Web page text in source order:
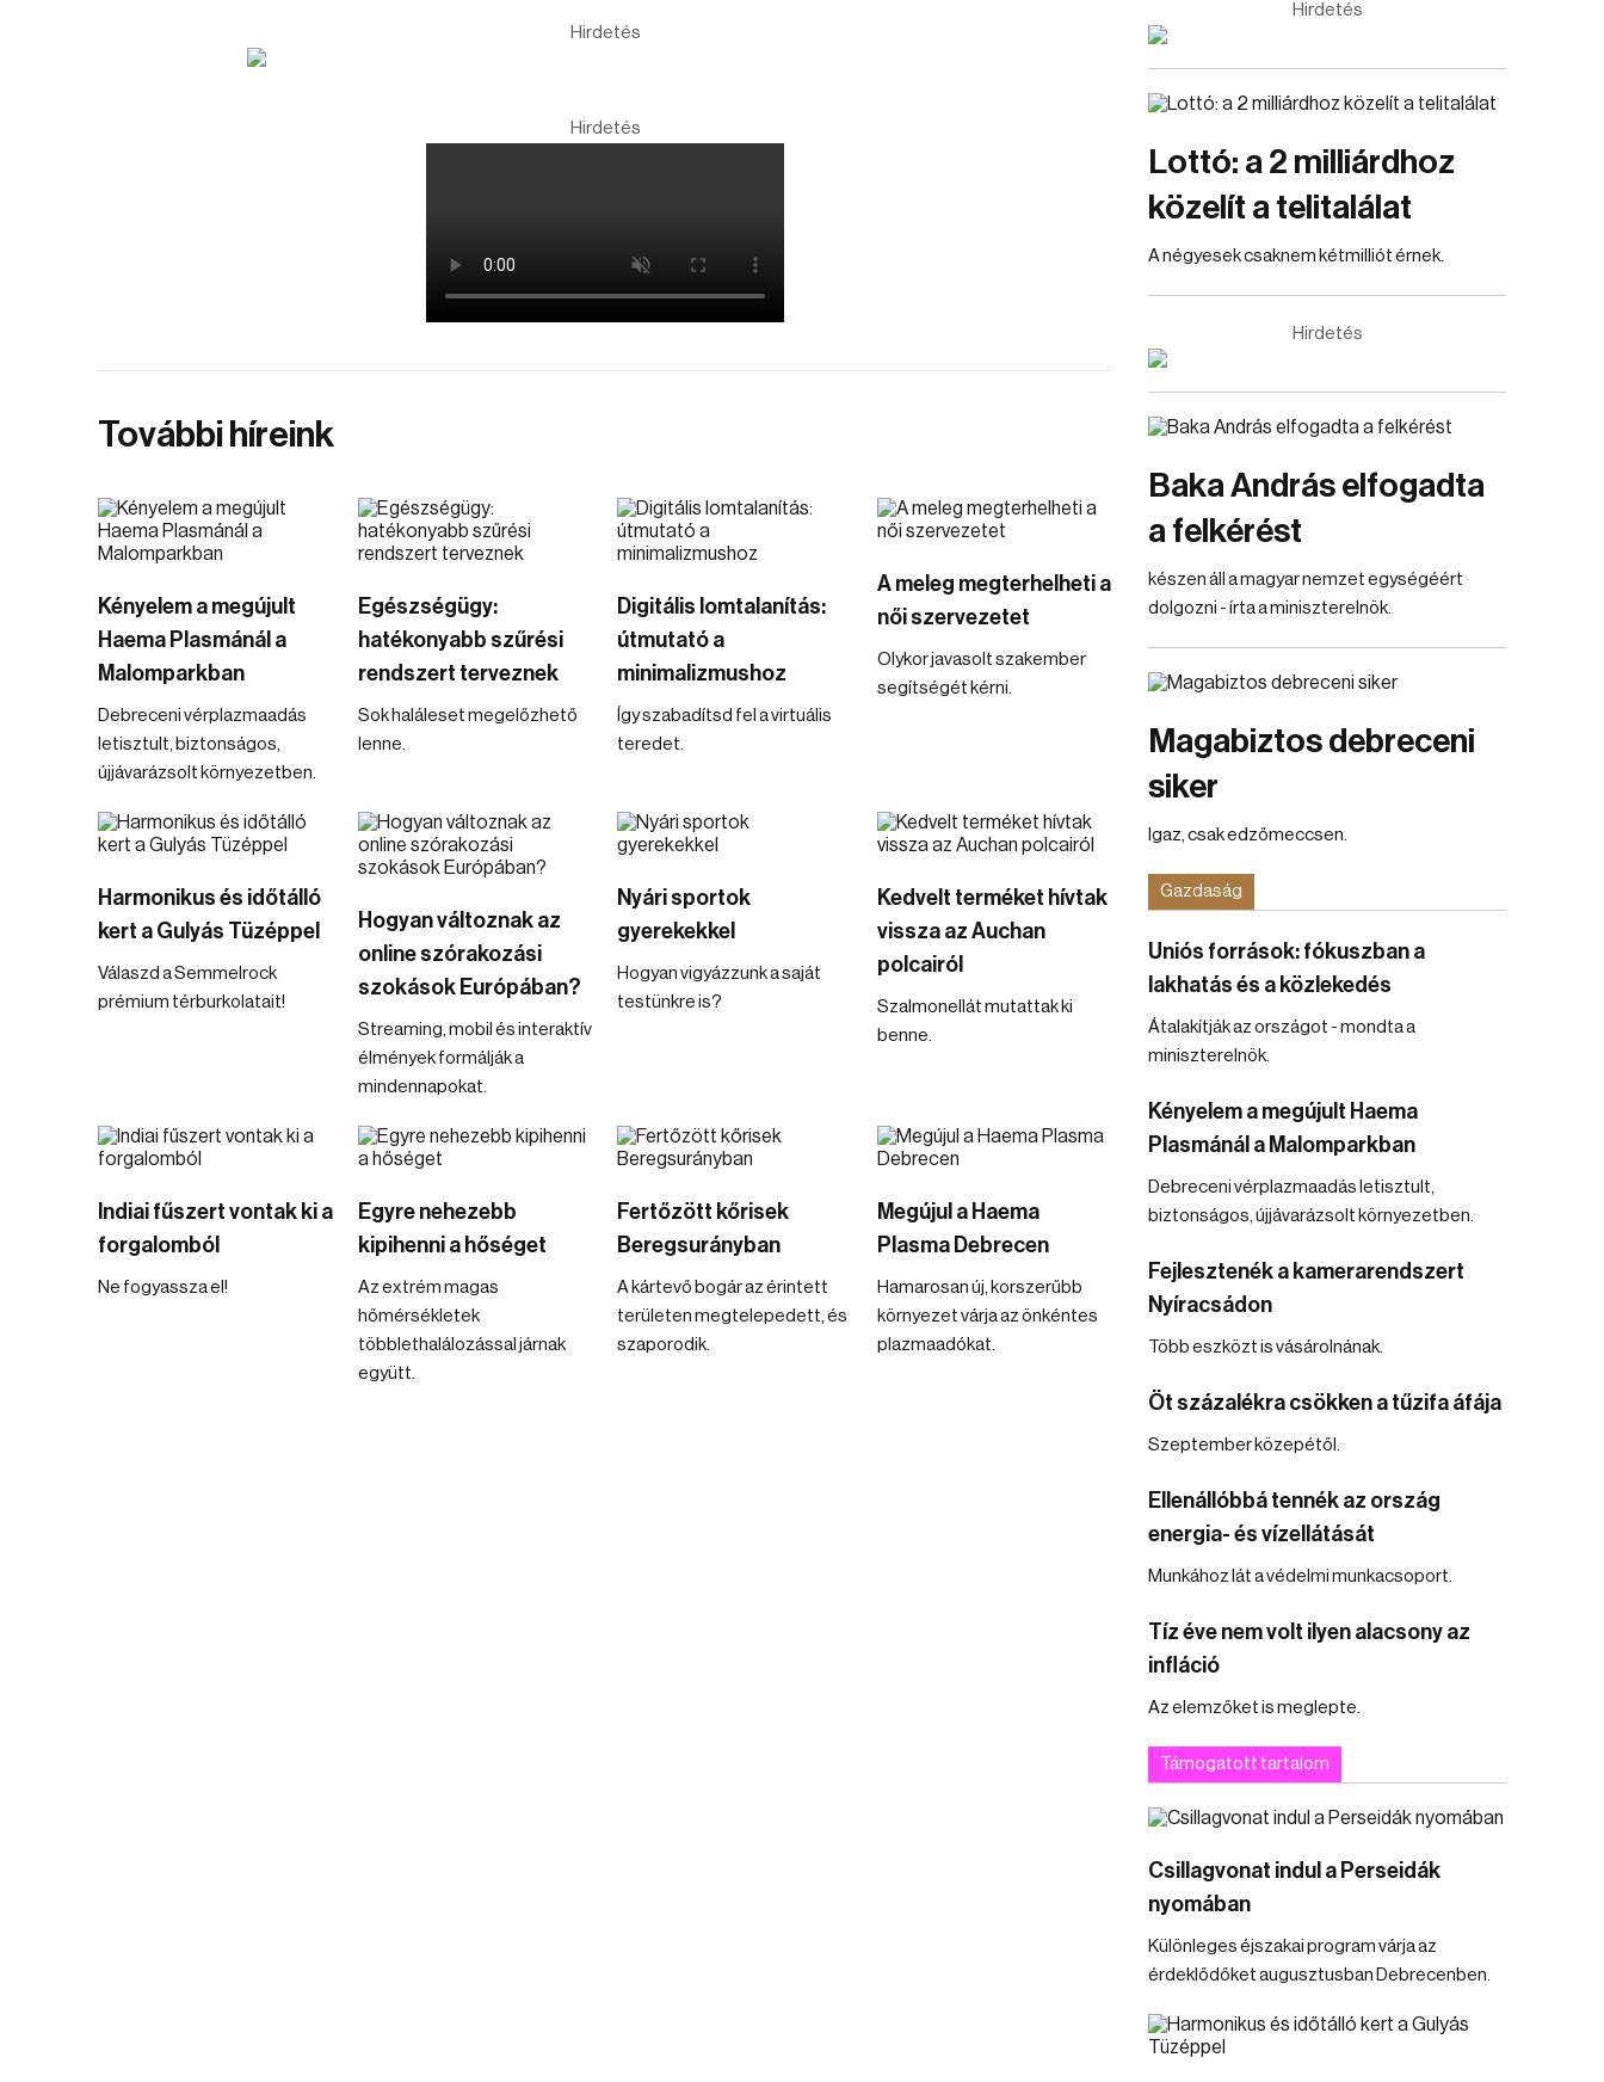
Hirdetés
Hirdetés
További híreink
Kényelem a megújult
Haema Plasmánál a
Malomparkban
Debreceni vérplazmaadás
letisztult, biztonságos,
újjávarázsolt környezetben.
Egészségügy:
hatékonyabb szűrési
rendszert terveznek
Sok haláleset megelőzhető
lenne.
Digitális lomtalanítás:
útmutató a
minimalizmushoz
Így szabadítsd fel a virtuális
teredet.
A meleg megterhelheti a
női szervezetet
Olykor javasolt szakember
segítségét kérni.
Harmonikus és időtálló
kert a Gulyás Tüzéppel
Válaszd a Semmelrock
prémium térburkolatait!
Hogyan változnak az
online szórakozási
szokások Európában?
Streaming, mobil és interaktív
élmények formálják a
mindennapokat.
Nyári sportok
gyerekekkel
Hogyan vigyázzunk a saját
testünkre is?
Kedvelt terméket hívtak
vissza az Auchan
polcairól
Szalmonellát mutattak ki
benne.
Indiai fűszert vontak ki a
forgalomból
Ne fogyassza el!
Egyre nehezebb
kipihenni a hőséget
Az extrém magas
hőmérsékletek
többlethalálozással járnak
együtt.
Fertőzött kőrisek
Beregsurányban
A kártevő bogár az érintett
területen megtelepedett, és
szaporodik.
Megújul a Haema
Plasma Debrecen
Hamarosan új, korszerűbb
környezet várja az önkéntes
plazmaadókat.
Hirdetés
Lottó: a 2 milliárdhoz
közelít a telitalálat
A négyesek csaknem kétmilliót érnek.
Hirdetés
Baka András elfogadta
a felkérést
készen áll a magyar nemzet egységéért
dolgozni - írta a miniszterelnök.
Magabiztos debreceni
siker
Igaz, csak edzőmeccsen.
Gazdaság
Uniós források: fókuszban a
lakhatás és a közlekedés
Átalakítják az országot - mondta a
miniszterelnök.
Kényelem a megújult Haema
Plasmánál a Malomparkban
Debreceni vérplazmaadás letisztult,
biztonságos, újjávarázsolt környezetben.
Fejlesztenék a kamerarendszert
Nyíracsádon
Több eszközt is vásárolnának.
Öt százalékra csökken a tűzifa áfája
Szeptember közepétől.
Ellenállóbbá tennék az ország
energia- és vízellátását
Munkához lát a védelmi munkacsoport.
Tíz éve nem volt ilyen alacsony az
infláció
Az elemzőket is meglepte.
Támogatott tartalom
Csillagvonat indul a Perseidák
nyomában
Különleges éjszakai program várja az
érdeklődőket augusztusban Debrecenben.